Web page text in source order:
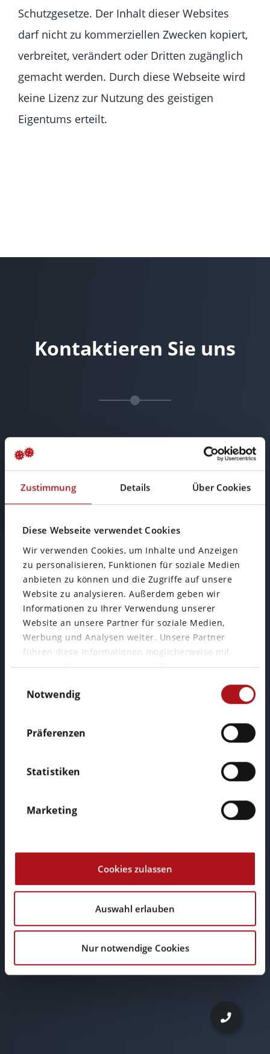
Zustimmung Details Über Cookies
Diese Webseite verwendet Cookies
Wir verwenden Cookies, um Inhalte und Anzeigen
zu personalisieren, Funktionen für soziale Medien
anbieten zu können und die Zugriffe auf unsere
Website zu analysieren. Außerdem geben wir
Informationen zu Ihrer Verwendung unserer
Website an unsere Partner für soziale Medien,
Werbung und Analysen weiter. Unsere Partner
führen diese Informationen möglicherweise mit
weiteren Daten zusammen, die Sie ihnen
Nutzung der Dienste gesammelt haben.
Notwendig
Präferenzen
Statistiken
Marketing
Cookies zulassen
Auswahl erlauben
Nur notwendige Cookies
Schutzgesetze. Der Inhalt dieser Websites
darf nicht zu kommerziellen Zwecken kopiert,
verbreitet, verändert oder Dritten zugänglich
gemacht werden. Durch diese Webseite wird
keine Lizenz zur Nutzung des geistigen
Eigentums erteilt.
Kontaktieren Sie uns
Büro Wiesbaden
Mainzer Straße 75
65189 Wiesbaden
Telefon: +49 611 34 11 95 72
E-Mail
info@browserwerk.de